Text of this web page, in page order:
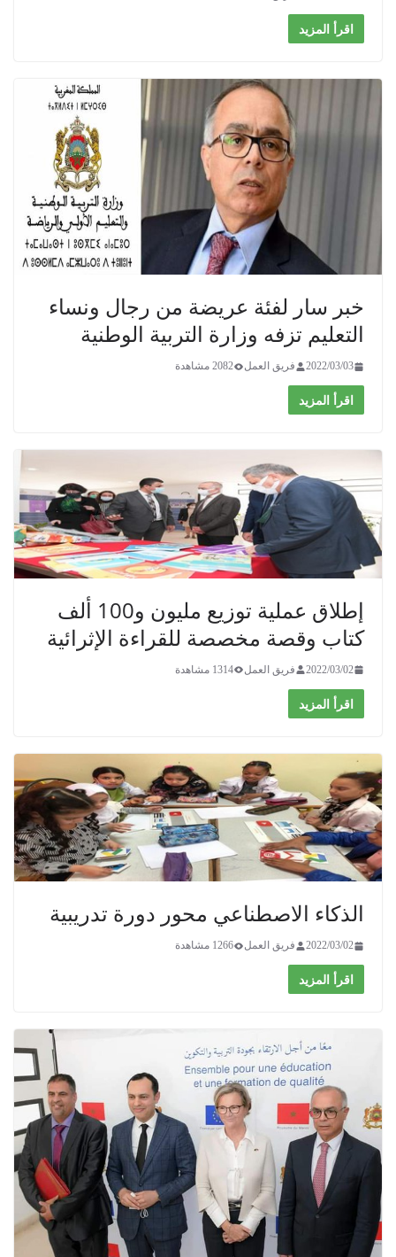
اقرأ المزيد
خبر سار لفئة عريضة من رجال ونساء
التعليم تزفه وزارة التربية الوطنية
2022/03/03 فريق العمل 2082 مشاهدة
اقرأ المزيد
إطلاق عملية توزيع مليون و100 ألف
كتاب وقصة مخصصة للقراءة الإثرائية
2022/03/02 فريق العمل 1314 مشاهدة
اقرأ المزيد
الذكاء الاصطناعي محور دورة تدريبية
2022/03/02 فريق العمل 1266 مشاهدة
اقرأ المزيد